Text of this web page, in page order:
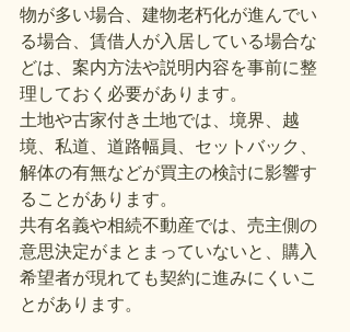
物が多い場合、建物老朽化が進んでい
る場合、賃借人が入居している場合な
どは、案内方法や説明内容を事前に整
理しておく必要があります。
土地や古家付き土地では、境界、越
境、私道、道路幅員、セットバック、
解体の有無などが買主の検討に影響す
ることがあります。
共有名義や相続不動産では、売主側の
意思決定がまとまっていないと、購入
希望者が現れても契約に進みにくいこ
とがあります。